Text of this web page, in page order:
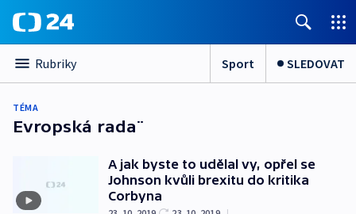
Rubriky Sport SLEDOVAT
TÉMA
Evropská rada¨
A jak byste to udělal vy, opřel se
Johnson kvůli brexitu do kritika
Corbyna